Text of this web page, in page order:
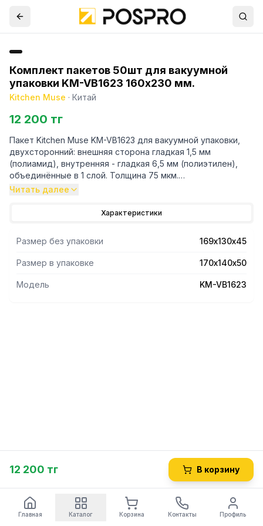
Комплект пакетов 50шт для вакуумной
упаковки KM-VB1623 160х230 мм.
Kitchen Muse · Китай
12 200 тг
Пакет Kitchen Muse KM-VB1623 для вакуумной упаковки,
двухсторонний: внешняя сторона гладкая 1,5 мм
(полиамид), внутренняя - гладкая 6,5 мм (полиэтилен),
объединённые в 1 слой. Толщина 75 мкм.
Размер 160х230 мм.
Для упаковщиков VIATTO VA-VS330, VAVS999LUX, VA-
Читать далее
Характеристики
Размер без упаковки 169х130х45
Размер в упаковке 170х140х50
Модель KM-VB1623
12 200 тг В корзину
Главная Каталог Корзина Контакты Профиль